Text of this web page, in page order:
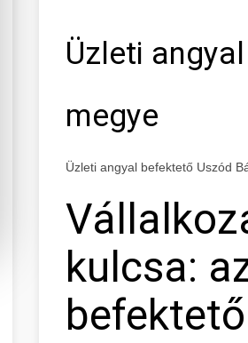
Üzleti
megye
Üzleti angyal befektető Uszód
kulcsa:
befektető